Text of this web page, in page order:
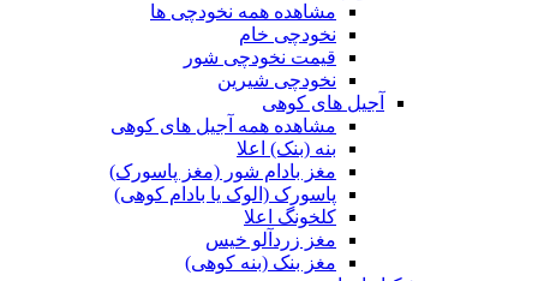
مشاهده همه نخودچی ها
نخودچی خام
قیمت نخودچی شور
نخودچی شیرین
آجیل های کوهی
مشاهده همه آجیل های کوهی
بنه (بنک) اعلا
مغز بادام شور (مغز پاسورک)
پاسورک (الوک یا بادام کوهی)
کلخونگ اعلا
مغز زردآلو خیس
مغز بنک (بنه کوهی)